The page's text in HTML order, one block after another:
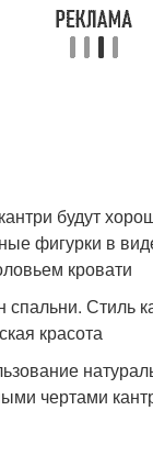
будут
фигурки в
кровати
чертами